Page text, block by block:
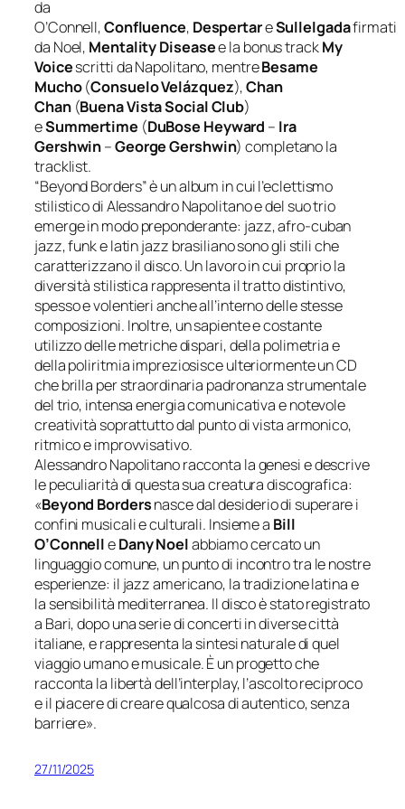
da
O’Connell,Confluence, DespertareSullelgadafirmati
da Noel, Mentality Diseasee la bonus trackMy
Voicescritti da Napolitano, mentreBesame
Mucho(Consuelo Velázquez),Chan
Chan(Buena Vista Social Club)
eSummertime (DuBose Heyward – Ira
Gershwin–George Gershwin) completano la
tracklist.
“Beyond Borders” è un album in cui l’eclettismo
stilistico di Alessandro Napolitano e del suo trio
emerge in modo preponderante: jazz, afro-cuban
jazz, funk e latin jazz brasiliano sono gli stili che
caratterizzano il disco. Un lavoro in cui proprio la
diversità stilistica rappresenta il tratto distintivo,
spesso e volentieri anche all’interno delle stesse
composizioni. Inoltre, un sapiente e costante
utilizzo delle metriche dispari, della polimetria e
della poliritmia impreziosisce ulteriormente un CD
che brilla per straordinaria padronanza strumentale
del trio, intensa energia comunicativa e notevole
creatività soprattutto dal punto di vista armonico,
ritmico e improvvisativo.
Alessandro Napolitano racconta la genesi e descrive
le peculiarità di questa sua creatura discografica:
«Beyond Bordersnasce dal desiderio di superare i
confini musicali e culturali. Insieme a Bill
O’ConnelleDany Noelabbiamo cercato un
linguaggio comune, un punto di incontro tra le nostre
esperienze: il jazz americano, la tradizione latina e
la sensibilità mediterranea. Il disco è stato registrato
a Bari, dopo una serie di concerti in diverse città
italiane, e rappresenta la sintesi naturale di quel
viaggio umano e musicale. È un progetto che
racconta la libertà dell’interplay, l’ascolto reciproco
e il piacere di creare qualcosa di autentico, senza
barriere».
27/11/2025